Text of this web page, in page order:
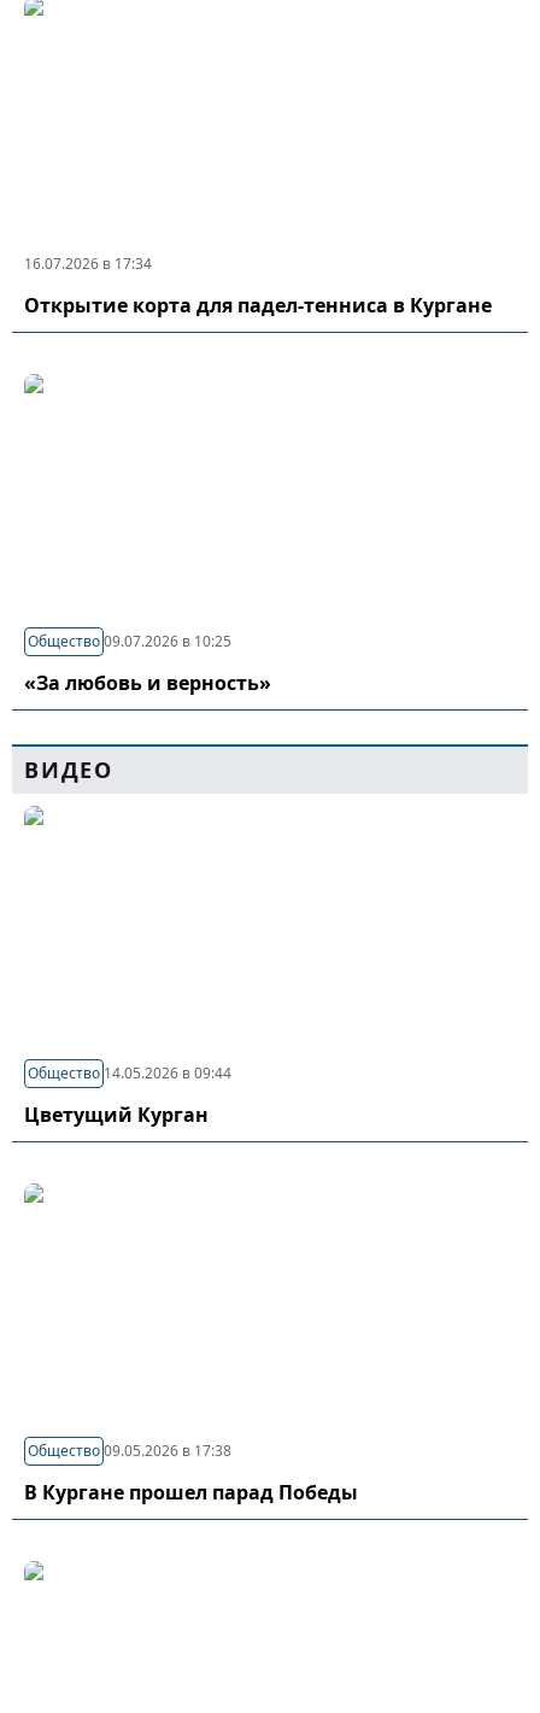
16.07.2026 в 17:34
Открытие корта для падел-тенниса в Кургане
Общество09.07.2026 в 10:25
«За любовь и верность»
ВИДЕО
Общество 14.05.2026 в 09:44
Цветущий Курган
Общество09.05.2026 в 17:38
В Кургане прошел парад Победы